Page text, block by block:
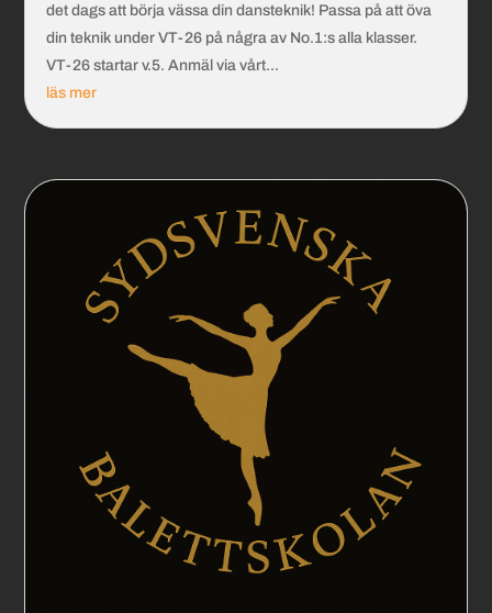
det dags att börja vässa din dansteknik! Passa på att öva
din teknik under VT-26 på några av No.1:s alla klasser.
VT-26 startar v.5. Anmäl via vårt...
läs mer